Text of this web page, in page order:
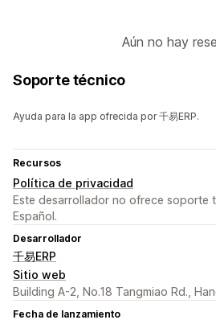
Aún no hay
Soporte técnico
Ayuda para la app ofrecida por 千易ERP.
Recursos
Política de privacidad
Este desarrollador no ofrece soporte
Español.
Desarrollador
千易ERP
Sitio web
Building A-2, No.18 Tangmiao Rd.,
Fecha de lanzamiento